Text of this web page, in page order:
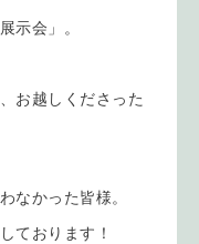
示会」。
お越しくださった
なかった皆様。
ております！